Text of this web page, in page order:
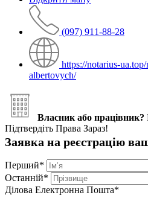
(097) 911-88-28
https://notarius-
albertovych/
Власник або працівник?
Підтвердіть Права Зараз!
Заявка на реєстрацію
Перший*
Останній*
Ділова Електронна Пошта*